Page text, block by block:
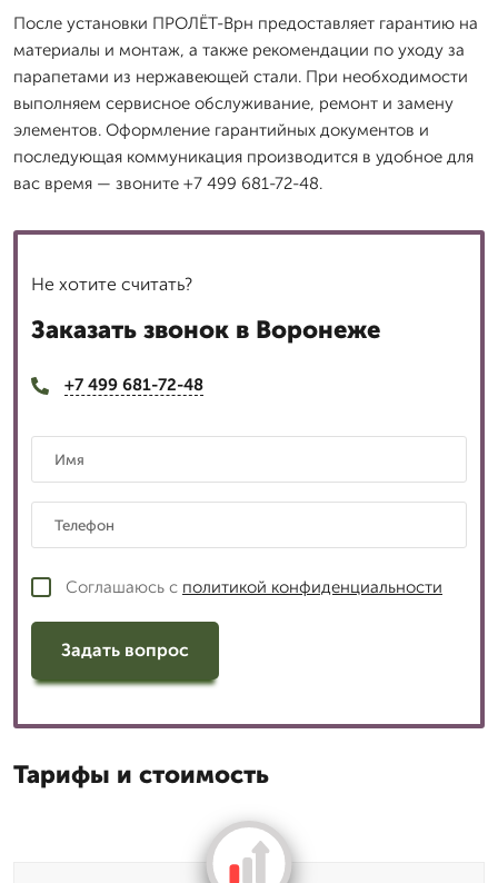
После установки ПРОЛЁТ-Врн предоставляет гарантию на
материалы и монтаж, а также рекомендации по уходу за
парапетами из нержавеющей стали. При необходимости
выполняем сервисное обслуживание, ремонт и замену
элементов. Оформление гарантийных документов и
последующая коммуникация производится в удобное для
вас время — звоните +7 499 681-72-48.
Не хотите считать?
Заказать звонок в Воронеже
+7 499 681-72-48
Соглашаюсь с политикой конфиденциальности
Задать вопрос
Тарифы и стоимость